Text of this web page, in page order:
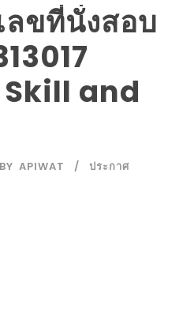
ลขที่นั่งสอบ
and
BY APIWAT ประกาศ